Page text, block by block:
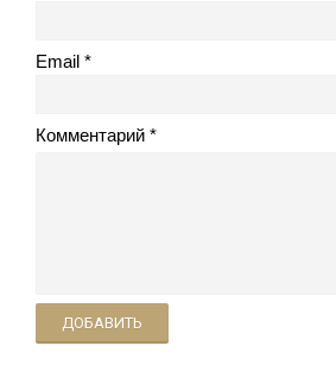
Email
Комментарий
ДОБАВИТЬ